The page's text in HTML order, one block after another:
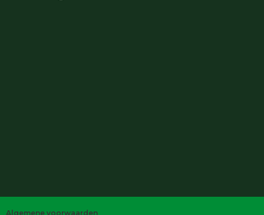
Algemene voorwaarden